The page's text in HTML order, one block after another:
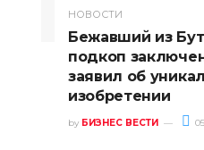
НОВОСТИ
Бежавший из
подкоп
заявил об
изобретении
by БИЗНЕС ВЕСТИ